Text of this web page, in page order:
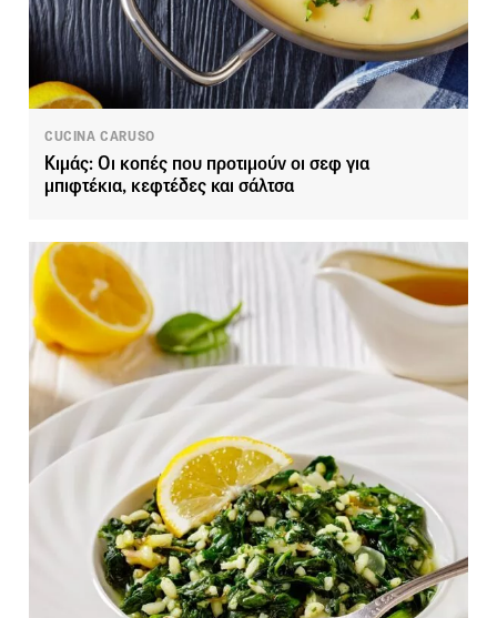
CUCINA CARUSO
Κιμάς: Οι κοπές που προτιμούν οι σεφ για
μπιφτέκια, κεφτέδες και σάλτσα